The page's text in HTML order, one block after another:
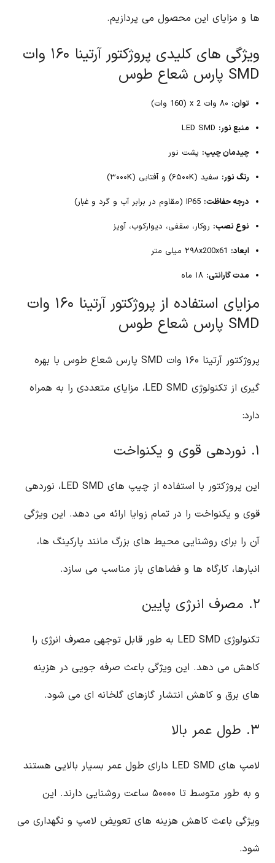
ها و مزایای این محصول می پردازیم.
ویژگی های کلیدی پروژکتور آرتینا ۱۶۰ وات
SMD پارس شعاع طوس
توان:
منبع نور:
چیدمان چیپ: پشت نور
رنگ نور: سفید (۶۵۰۰K) و آفتابی (۳۰۰۰K)
درجه حفاظت:
نوع نصب: روکار، سقفی، دیوارکوب، آویز
ابعاد:
مدت گارانتی:
مزایای استفاده از پروژکتور آرتینا ۱۶۰ وات
SMD پارس شعاع طوس
پروژکتور آرتینا ۱۶۰ وات SMD پارس شعاع طوس با بهره
گیری از تکنولوژی LED SMD، مزایای متعددی را به همراه
دارد:
۱. نوردهی قوی و یکنواخت
این پروژکتور با استفاده از چیپ های LED SMD، نوردهی
قوی و یکنواخت را در تمام زوایا ارائه می دهد. این ویژگی
آن را برای روشنایی محیط های بزرگ مانند پارکینگ ها،
انبارها، کارگاه ها و فضاهای باز مناسب می سازد.
۲. مصرف انرژی پایین
تکنولوژی LED SMD به طور قابل توجهی مصرف انرژی را
کاهش می دهد. این ویژگی باعث صرفه جویی در هزینه
های برق و کاهش انتشار گازهای گلخانه ای می شود.
۳. طول عمر بالا
لامپ های LED SMD دارای طول عمر بسیار بالایی هستند
و به طور متوسط تا ۵۰۰۰۰ ساعت روشنایی دارند. این
ویژگی باعث کاهش هزینه های تعویض لامپ و نگهداری می
شود.